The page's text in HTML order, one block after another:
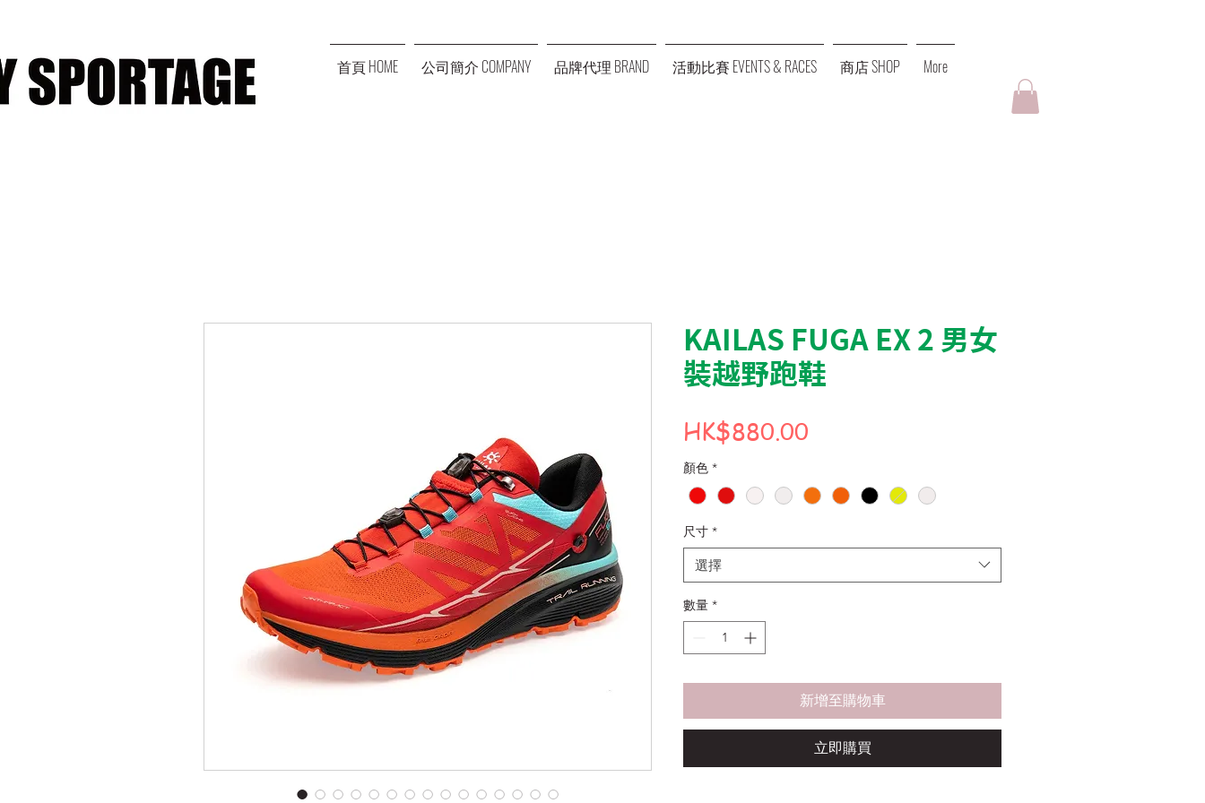
首頁 HOME 公司簡介 COMPANY 品牌代理 BRAND 活動比賽 EVENTS & RACES 商店 SHOP More
KAILAS FUGA EX 2 男女
裝越野跑鞋
HK$880.00
顏色 *
尺寸 *
選擇
數量 *
新增至購物車
立即購買